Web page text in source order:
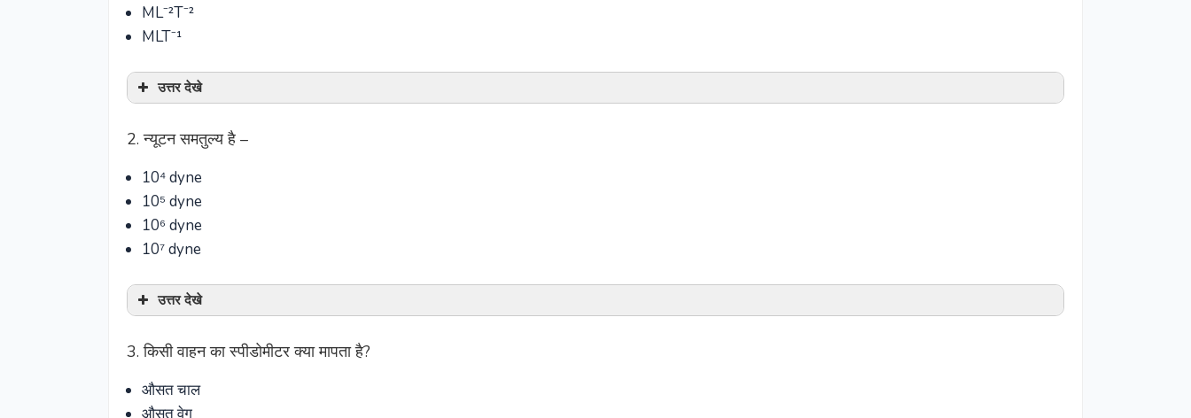
ML⁻²T⁻²
MLT⁻¹
उत्तर देखे
2. न्यूटन समतुल्य है –
10⁴ dyne
10⁵ dyne
10⁶ dyne
10⁷ dyne
उत्तर देखे
3. किसी वाहन का स्पीडोमीटर क्या मापता है?
औसत चाल